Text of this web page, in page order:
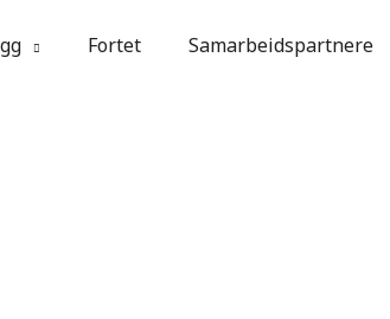
Fortet Samarbeidspartnere